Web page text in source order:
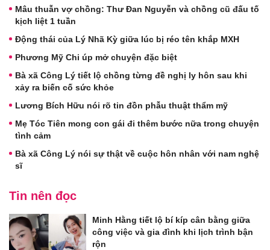
Mâu thuẫn vợ chồng: Thư Đan Nguyễn và chồng cũ đấu tố
kịch liệt 1 tuần
Động thái của Lý Nhã Kỳ giữa lúc bị réo tên khắp MXH
Phương Mỹ Chi úp mở chuyện đặc biệt
Bà xã Công Lý tiết lộ chồng từng đề nghị ly hôn sau khi
xảy ra biến cố sức khỏe
Lương Bích Hữu nói rõ tin đồn phẫu thuật thẩm mỹ
Mẹ Tóc Tiên mong con gái đi thêm bước nữa trong chuyện
tình cảm
Bà xã Công Lý nói sự thật về cuộc hôn nhân với nam nghệ
sĩ
Tin nên đọc
Minh Hằng tiết lộ bí kíp cân bằng giữa
công việc và gia đình khi lịch trình bận
rộn